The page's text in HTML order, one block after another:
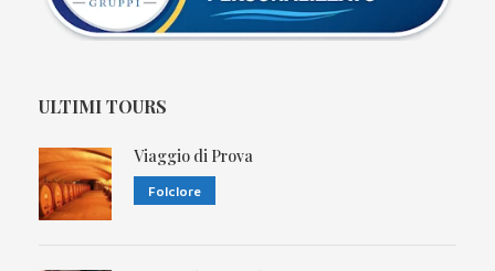
ULTIMI TOURS
Viaggio di Prova
Folclore